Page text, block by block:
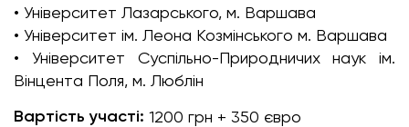
• Університет Лазарського, м. Варшава
• Університет ім. Леона Козмінського м. Варшава
• Університет Суспільно-Природничих наук ім.
Вінцента Поля, м. Люблін
Вартість участі: 1200 грн + 350 євро